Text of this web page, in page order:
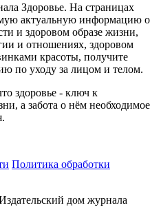
Здоровье. На страницах
актуальную информацию о
и здоровом образе жизни,
и отношениях, здоровом
красоты, получите
по уходу за лицом и телом.
здоровье - ключ к
а забота о нём необходимое
Политика обработки
дом журнала